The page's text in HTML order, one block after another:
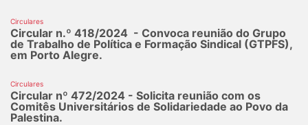
Circulares
Circular n.º 418/2024 - Convoca reunião do Grupo
de Trabalho de Política e Formação Sindical (GTPFS),
em Porto Alegre.
Circulares
Circular nº 472/2024 - Solicita reunião com os
Comitês Universitários de Solidariedade ao Povo da
Palestina.